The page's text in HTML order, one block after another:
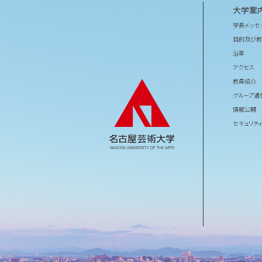
大学案
学長メッ
目的及び
沿革
アクセス
教員紹介
グループ
情報公開
セキュリテ